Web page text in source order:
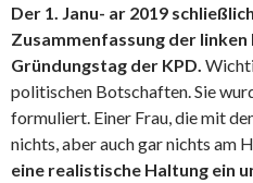
Der 1. Janu- ar 2019
Zusammenfassung der
Gründungstag der KPD.
politischen Botschaften. Sie
formuliert. Einer Frau, die mit
nichts, aber auch gar nichts am
eine realistische Haltung ein